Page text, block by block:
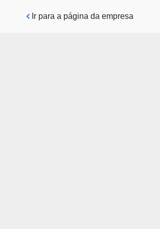
Pular para o conteúdo principal
Ir para a página da empresa